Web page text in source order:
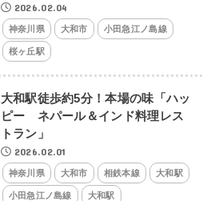
2026.02.04
神奈川県 大和市 小田急江ノ島線
桜ヶ丘駅
大和駅徒歩約5分！本場の味「ハッ
ピー ネパール＆インド料理レス
トラン」
2026.02.01
神奈川県 大和市 相鉄本線 大和駅
小田急江ノ島線 大和駅